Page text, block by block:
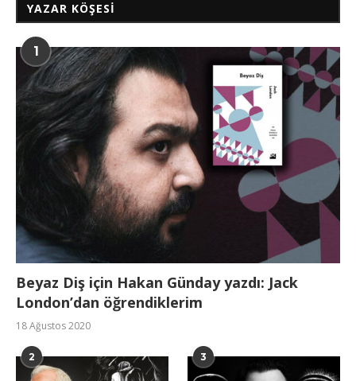
YAZAR KÖŞESI
1
Beyaz Diş için Hakan Günday yazdı: Jack
London’dan öğrendiklerim
18 Ağustos 2020
2 3